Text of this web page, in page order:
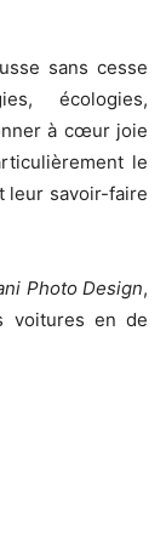
sans cesse
écologies,
à cœur joie
le
leur savoir-faire
Photo Design,
voitures en de